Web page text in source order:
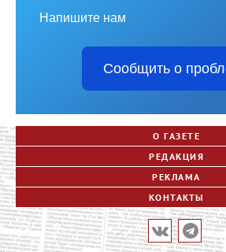
Напишите нам
Сообщить о
О ГАЗЕТЕ
РЕДАКЦИЯ
РЕКЛАМА
КОНТАКТЫ